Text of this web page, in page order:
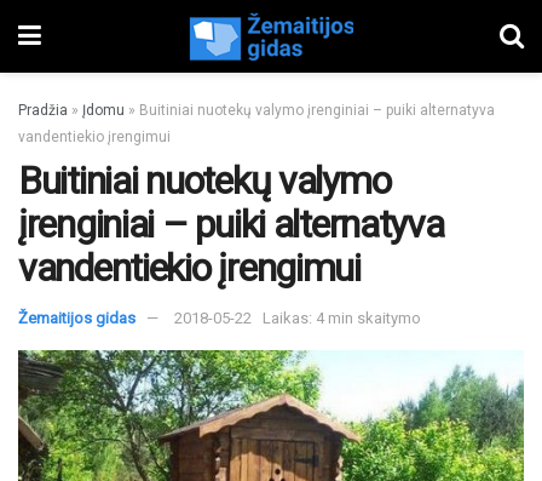
Pradžia » Įdomu » Buitiniai nuotekų valymo įrenginiai – puiki alternatyva
vandentiekio įrengimui
Buitiniai nuotekų valymo
įrenginiai – puiki alternatyva
vandentiekio įrengimui
Žemaitijos gidas 2018-05-22 Laikas: 4 min skaitymo